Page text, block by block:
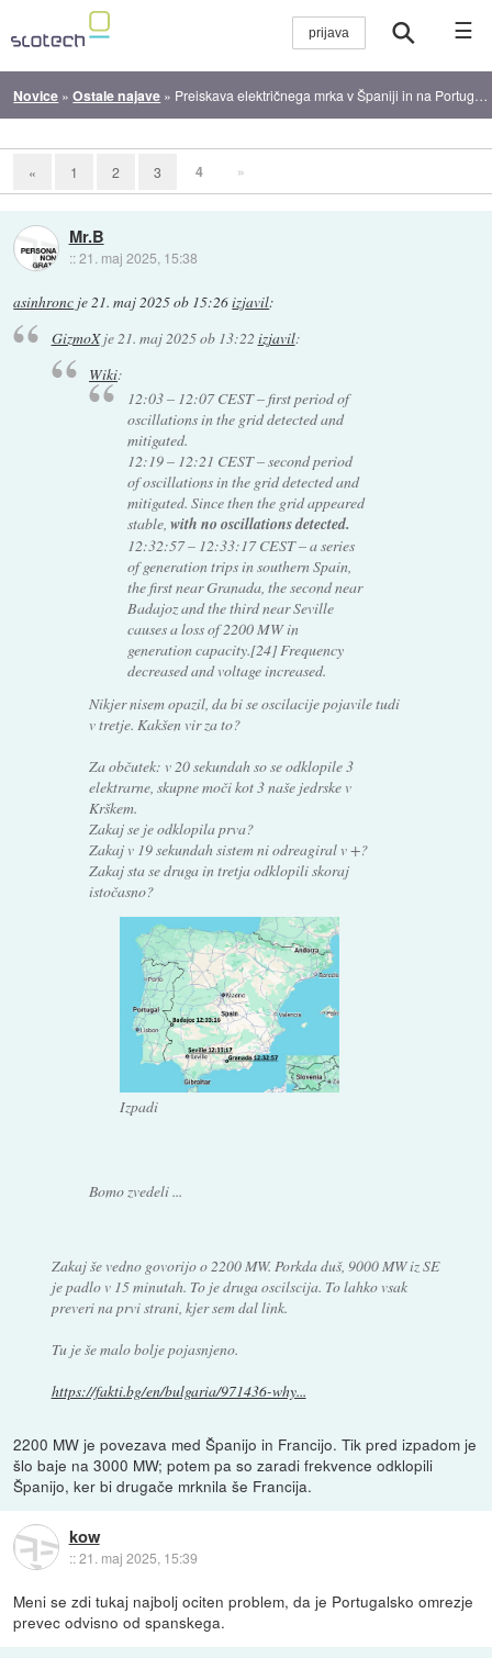
☰
Novice »Ostale najave » Preiskava električnega mrka v Španiji in na Portugalskem že teče
« 1 2 3 4 »
Mr.B
::21. maj 2025, 15:38
asinhronc je21. maj 2025 ob 15:26izjavil:
GizmoXje21. maj 2025 ob 13:22 izjavil:
Wiki:
12:03 – 12:07 CEST – first period of
oscillations in the grid detected and
mitigated.
12:19 – 12:21 CEST – second period
of oscillations in the grid detected and
mitigated. Since then the grid appeared
stable, with no oscillations detected.
12:32:57 – 12:33:17 CEST – a series
of generation trips in southern Spain,
the first near Granada, the second near
Badajoz and the third near Seville
causes a loss of 2200 MW in
generation capacity.[24] Frequency
decreased and voltage increased.
Nikjer nisem opazil, da bi se oscilacije pojavile tudi
v tretje. Kakšen vir za to?
Za občutek: v 20 sekundah so se odklopile 3
elektrarne, skupne moči kot 3 naše jedrske v
Krškem.
Zakaj se je odklopila prva?
Zakaj v 19 sekundah sistem ni odreagiral v +?
Zakaj sta se druga in tretja odklopili skoraj
istočasno?
Izpadi
Bomo zvedeli ...
Zakaj še vedno govorijo o 2200 MW. Porkda duš, 9000 MW iz SE
je padlo v 15 minutah. To je druga oscilscija. To lahko vsak
preveri na prvi strani, kjer sem dal link.
Tu je še malo bolje pojasnjeno.
https://fakti.bg/en/bulgaria/971436-why...
2200 MW je povezava med Španijo in Francijo. Tik pred izpadom je
šlo baje na 3000 MW; potem pa so zaradi frekvence odklopili
Španijo, ker bi drugače mrknila še Francija.
kow
::21. maj 2025, 15:39
Meni se zdi tukaj najbolj ociten problem, da je Portugalsko omrezje
prevec odvisno od spanskega.